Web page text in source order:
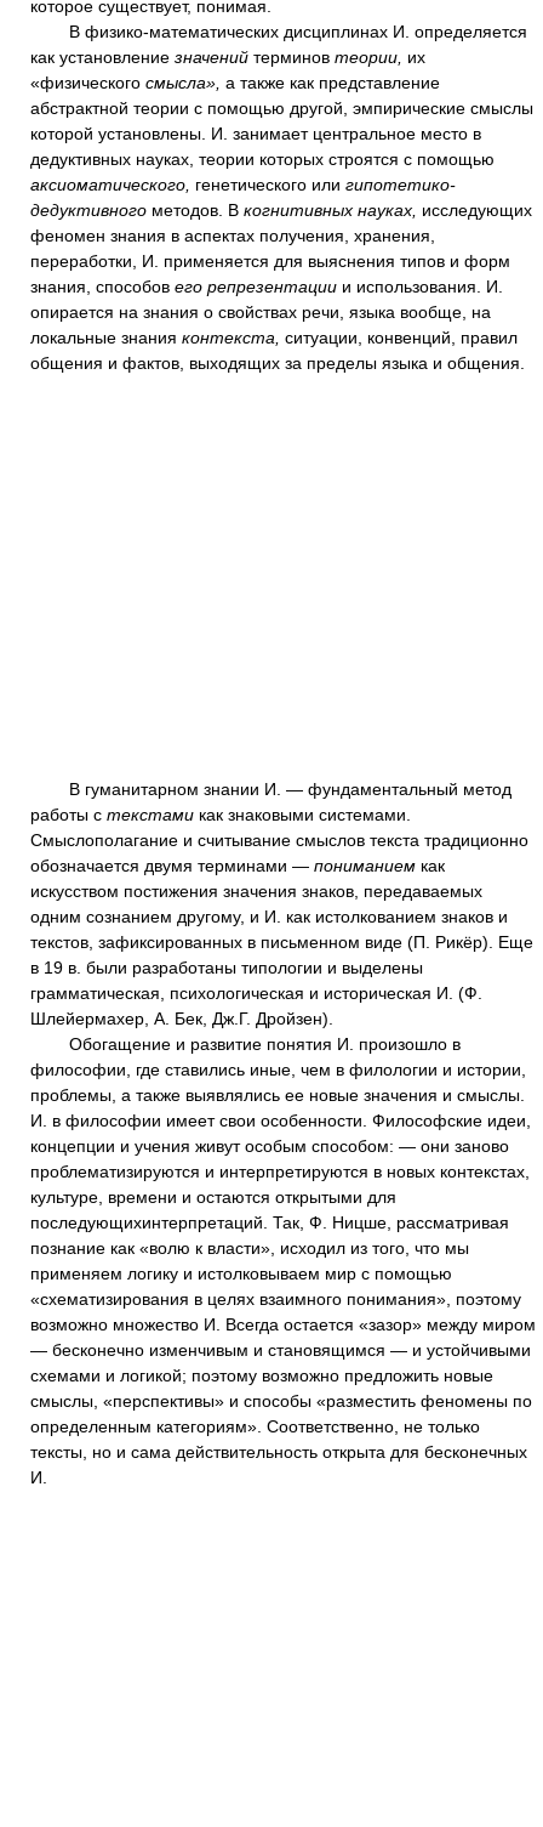
которое существует, понимая.
В физико-математических дисциплинах И. определяется
как установление значений терминов теории, их
«физического смысла», а также как представление
абстрактной теории с помощью другой, эмпирические смыслы
которой установлены. И. занимает центральное место в
дедуктивных науках, теории которых строятся с помощью
аксиоматического, генетического или гипотетико-
дедуктивного методов. В когнитивных науках, исследующих
феномен знания в аспектах получения, хранения,
переработки, И. применяется для выяснения типов и форм
знания, способов его репрезентации и использования. И.
опирается на знания о свойствах речи, языка вообще, на
локальные знания контекста, ситуации, конвенций, правил
общения и фактов, выходящих за пределы языка и общения.
В гуманитарном знании И. — фундаментальный метод
работы с текстами как знаковыми системами.
Смыслополагание и считывание смыслов текста традиционно
обозначается двумя терминами — пониманием как
искусством постижения значения знаков, передаваемых
одним сознанием другому, и И. как истолкованием знаков и
текстов, зафиксированных в письменном виде (П. Рикёр). Еще
в 19 в. были разработаны типологии и выделены
грамматическая, психологическая и историческая И. (Ф.
Шлейермахер, А. Бек, Дж.Г. Дройзен).
Обогащение и развитие понятия И. произошло в
философии, где ставились иные, чем в филологии и истории,
проблемы, а также выявлялись ее новые значения и смыслы.
И. в философии имеет свои особенности. Философские идеи,
концепции и учения живут особым способом: — они заново
проблематизируются и интерпретируются в новых контекстах,
культуре, времени и остаются открытыми для
последующихинтерпретаций. Так, Ф. Ницше, рассматривая
познание как «волю к власти», исходил из того, что мы
применяем логику и истолковываем мир с помощью
«схематизирования в целях взаимного понимания», поэтому
возможно множество И. Всегда остается «зазор» между миром
— бесконечно изменчивым и становящимся — и устойчивыми
схемами и логикой; поэтому возможно предложить новые
смыслы, «перспективы» и способы «разместить феномены по
определенным категориям». Соответственно, не только
тексты, но и сама действительность открыта для бесконечных
И.